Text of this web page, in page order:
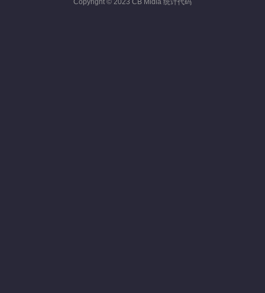
Copyright © 2023 CB Midia 统计代码